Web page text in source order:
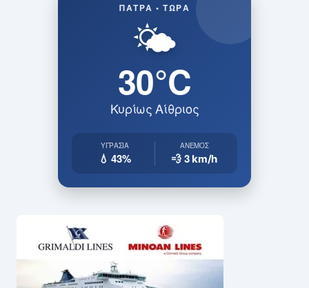
ΠΆΤΡΑ • ΤΏΡΑ
🌤️
30°C
Κυρίως Αίθριος
ΥΓΡΑΣΊΑ
💧 43%
ΆΝΕΜΟΣ
💨 3km/h